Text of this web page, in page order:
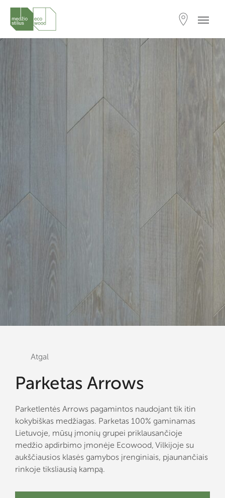
Atgal
Parketas Arrows
Parketlentės Arrows pagamintos naudojant tik itin
kokybiškas medžiagas. Parketas 100% gaminamas
Lietuvoje, mūsų įmonių grupei priklausančioje
medžio apdirbimo įmonėje Ecowood, Vilkijoje su
aukščiausios klasės gamybos įrenginiais, pjaunančiais
rinkoje tiksliausią kampą.